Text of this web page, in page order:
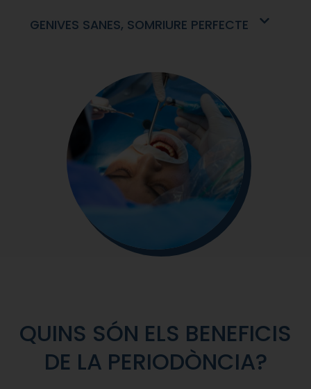
GENIVES SANES, SOMRIURE PERFECTE
QUINS SÓN ELS BENEFICIS
DE LA PERIODÒNCIA?